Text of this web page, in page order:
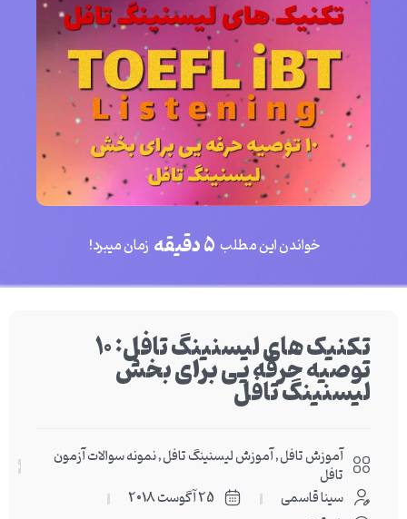
خواندن این مطلب 5 دقیقه زمان میبرد!
تکنیک های لیسنینگ تافل: 10توصیه حرفه یی برای بخش
لیسنینگ تافل
آموزش تافل,آموزش لیسنینگ تافل,نمونه سوالات آزمون
تافل
سینا قاسمی
25 آگوست 2018